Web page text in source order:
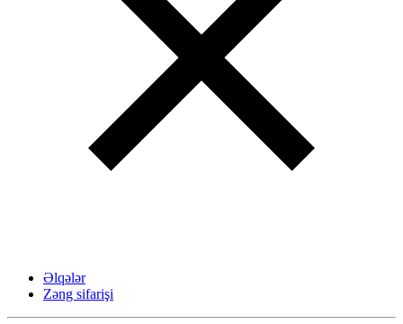
Əlqələr
Zəng sifarişi